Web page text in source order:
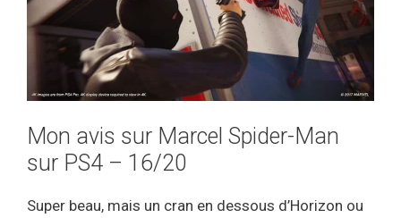
Mon avis sur Marcel Spider-Man
sur PS4 – 16/20
Super beau, mais un cran en dessous d’Horizon ou